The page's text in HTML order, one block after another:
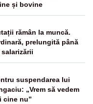
și bovine
rămân la muncă.
prelungită până
suspendarea lui
„Vrem să vedem
cine nu”